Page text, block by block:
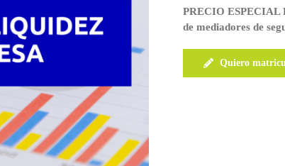
PRECIO ESPECIAL
de mediadores de
Quiero